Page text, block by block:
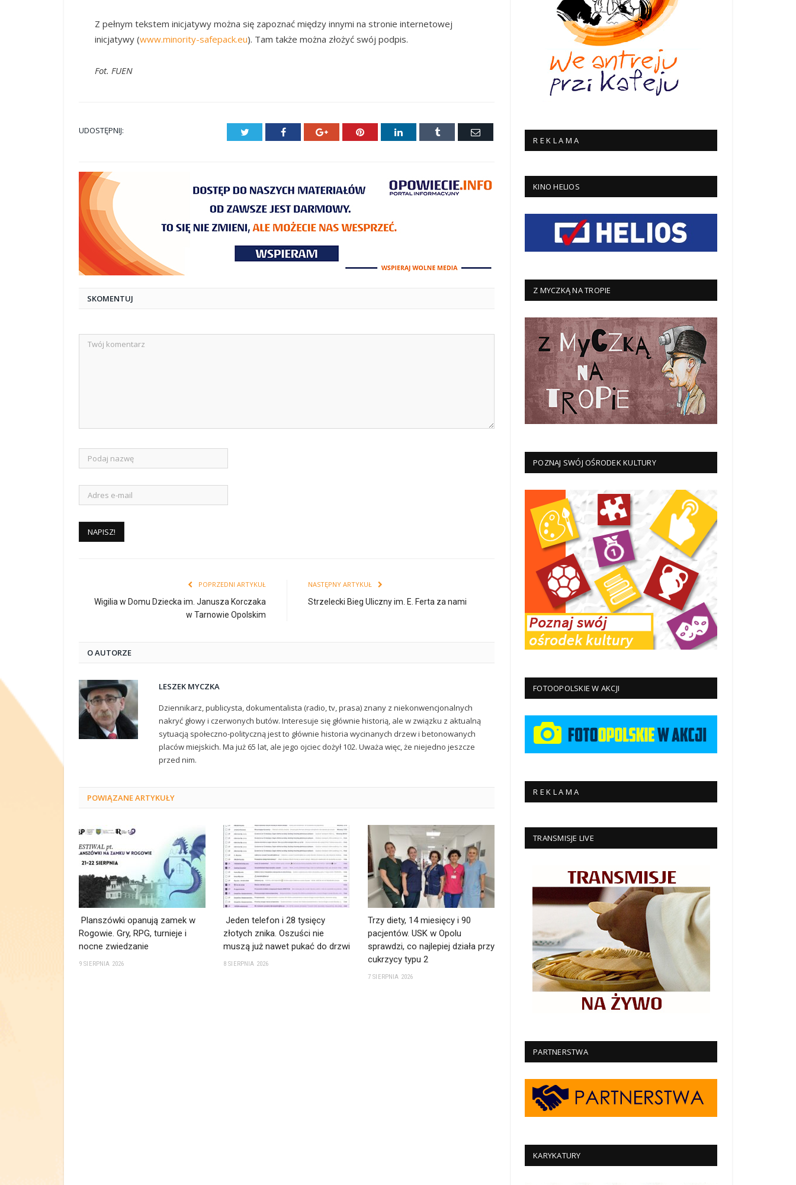
Z pełnym tekstem inicjatywy można się zapoznać między innymi na stronie internetowej
inicjatywy (www.minority-safepack.eu). Tam także można złożyć swój podpis.
Fot. FUEN
UDOSTĘPNIJ: Twitter Facebook Google+ Pinterest LinkedIn Tumblr
E-
SKOMENTUJ
POPRZEDNI ARTYKUŁ
Wigilia w Domu Dziecka im. Janusza Korczaka
w Tarnowie Opolskim
NASTĘPNY ARTYKUŁ
Strzelecki Bieg Uliczny im. E. Ferta za nami
O AUTORZE
LESZEK MYCZKA
Dziennikarz, publicysta, dokumentalista (radio, tv, prasa) znany z niekonwencjonalnych
nakryć głowy i czerwonych butów. Interesuje się głównie historią, ale w związku z aktualną
sytuacją społeczno-polityczną jest to głównie historia wycinanych drzew i betonowanych
placów miejskich. Ma już 65 lat, ale jego ojciec dożył 102. Uważa więc, że niejedno jeszcze
przed nim.
POWIĄZANEARTYKUŁY
Planszówki opanują zamek w
Rogowie. Gry, RPG, turnieje i
nocne zwiedzanie
9 SIERPNIA 2026
Jeden telefon i 28 tysięcy
złotych znika. Oszuści nie
muszą już nawet pukać do drzwi
8 SIERPNIA 2026
Trzy diety, 14 miesięcy i 90
pacjentów. USK w Opolu
sprawdzi, co najlepiej działa przy
cukrzycy typu 2
7 SIERPNIA 2026
R E K L A M A
KINO HELIOS
Z MYCZKĄ NA TROPIE
POZNAJ SWÓJ OŚRODEK KULTURY
FOTOOPOLSKIE W AKCJI
R E K L A M A
TRANSMISJE LIVE
PARTNERSTWA
KARYKATURY